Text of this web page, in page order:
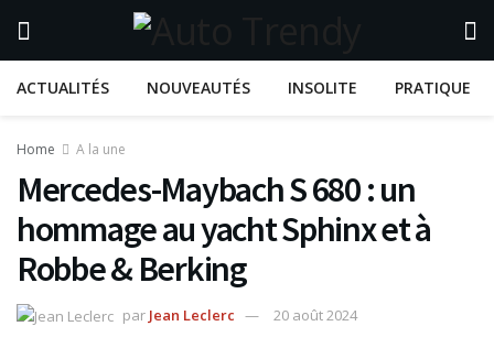
ACTUALITÉS NOUVEAUTÉS INSOLITE PRATIQUE
Home A la une
Mercedes-Maybach S 680 : un
hommage au yacht Sphinx et à
Robbe & Berking
par Jean Leclerc 20 août 2024